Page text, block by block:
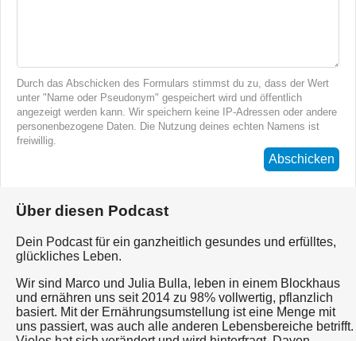
Durch das Abschicken des Formulars stimmst du zu, dass der Wert
unter "Name oder Pseudonym" gespeichert wird und öffentlich
angezeigt werden kann. Wir speichern keine IP-Adressen oder andere
personenbezogene Daten. Die Nutzung deines echten Namens ist
freiwillig.
Abschicken
Über diesen Podcast
Dein Podcast für ein ganzheitlich gesundes und erfülltes,
glückliches Leben.
Wir sind Marco und Julia Bulla, leben in einem Blockhaus
und ernähren uns seit 2014 zu 98% vollwertig, pflanzlich
basiert. Mit der Ernährungsumstellung ist eine Menge mit
uns passiert, was auch alle anderen Lebensbereiche betrifft.